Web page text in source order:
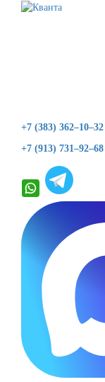
+7 (383) 362–10–32
+7 (913) 731–92–68